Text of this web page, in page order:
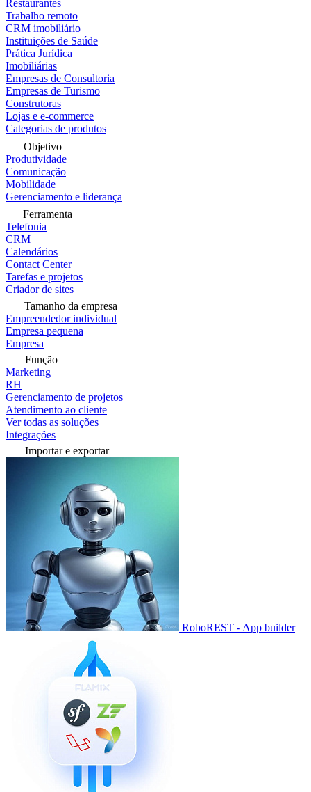
Restaurantes
Trabalho remoto
CRM imobiliário
Instituições de Saúde
Prática Jurídica
Imobiliárias
Empresas de Consultoria
Empresas de Turismo
Construtoras
Lojas e e-commerce
Categorias de produtos
Objetivo
Produtividade
Comunicação
Mobilidade
Gerenciamento e liderança
Ferramenta
Telefonia
CRM
Calendários
Contact Center
Tarefas e projetos
Criador de sites
Tamanho da empresa
Empreendedor individual
Empresa pequena
Empresa
Função
Marketing
RH
Gerenciamento de projetos
Atendimento ao cliente
Ver todas as soluções
Integrações
Importar e exportar
RoboREST - App builder